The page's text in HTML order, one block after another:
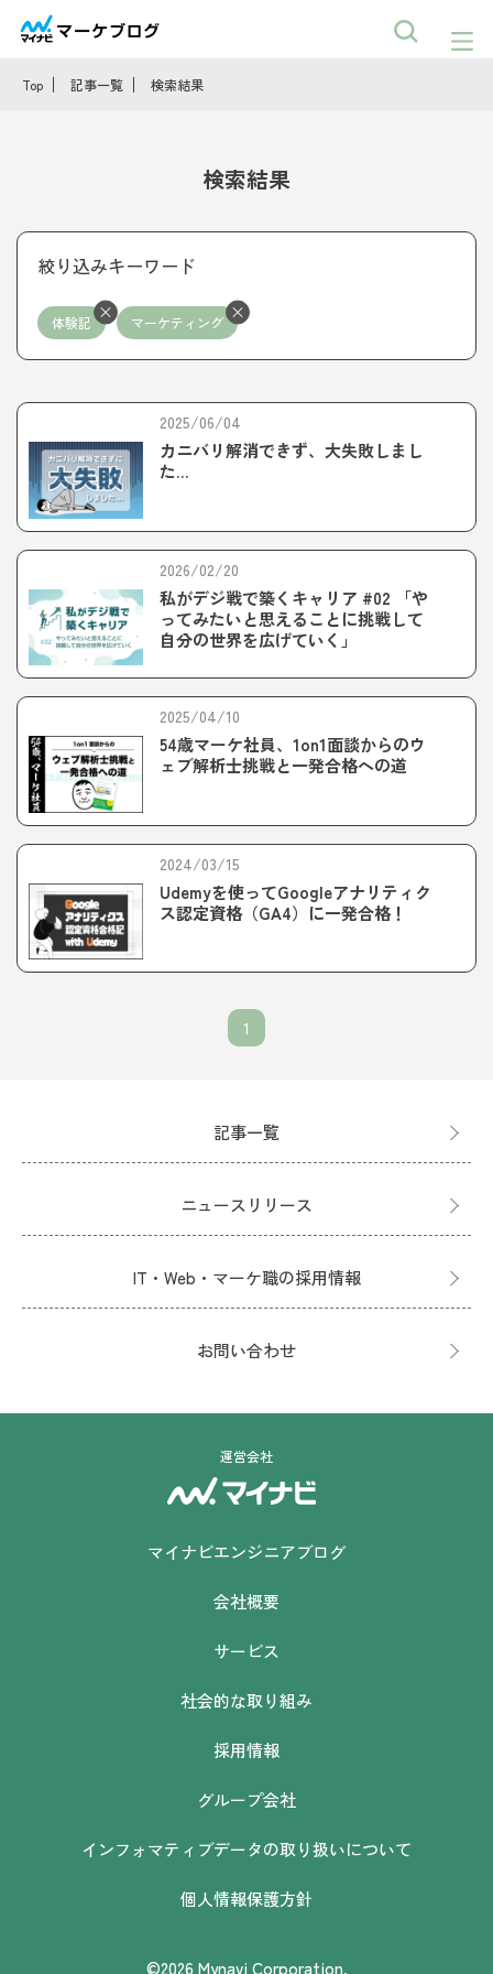
Top 記事一覧 検索結果
検索結果
絞り込みキーワード
体験記 マーケティング
2025/06/04
カニバリ解消できず、大失敗しまし
た…
2026/02/20
私がデジ戦で築くキャリア #02 「や
ってみたいと思えることに挑戦して
自分の世界を広げていく」
2025/04/10
54歳マーケ社員、1on1面談からのウ
ェブ解析士挑戦と一発合格への道
2024/03/15
Udemyを使ってGoogleアナリティク
ス認定資格（GA4）に一発合格！
1
記事一覧
ニュースリリース
IT・Web・マーケ職の採用情報
お問い合わせ
運営会社
マイナビエンジニアブログ
会社概要
サービス
社会的な取り組み
採用情報
グループ会社
インフォマティブデータの取り扱いについて
個人情報保護方針
©2026 Mynavi Corporation.